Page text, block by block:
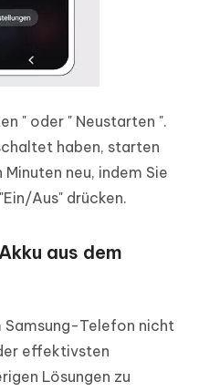
" oder " Neustarten ".
haben, starten
neu, indem Sie
Aus" drücken.
aus dem
Samsung-Telefon nicht
effektivsten
Lösungen zu